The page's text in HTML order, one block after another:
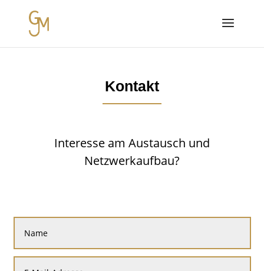
Kontakt
Interesse am Austausch und
Netzwerkaufbau?